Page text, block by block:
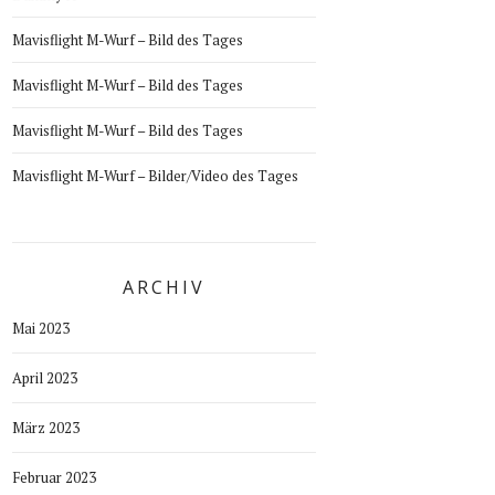
Mavisflight M-Wurf – Bild des Tages
Mavisflight M-Wurf – Bild des Tages
Mavisflight M-Wurf – Bild des Tages
Mavisflight M-Wurf – Bilder/Video des Tages
ARCHIV
Mai 2023
April 2023
März 2023
Februar 2023